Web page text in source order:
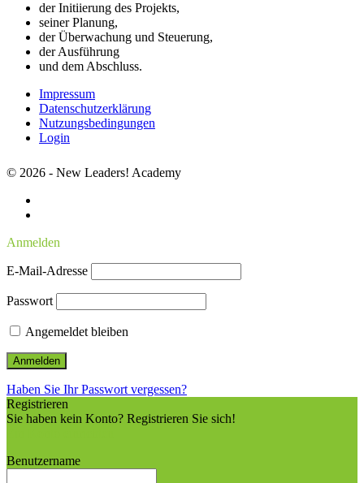
der Initiierung des Projekts,
seiner Planung,
der Überwachung und Steuerung,
der Ausführung
und dem Abschluss.
Impressum
Datenschutzerklärung
Nutzungsbedingungen
Login
© 2026 - New Leaders! Academy
Anmelden
E-Mail-Adresse
Passwort
Angemeldet bleiben
Haben Sie Ihr Passwort vergessen?
Registrieren
Sie haben kein Konto? Registrieren Sie sich!
Benutzername